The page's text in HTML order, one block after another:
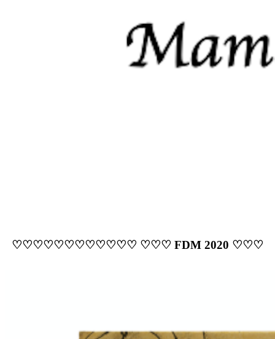
♡♡♡♡♡♡♡♡♡♡♡♡ ♡♡♡ FDM 2020 ♡♡♡